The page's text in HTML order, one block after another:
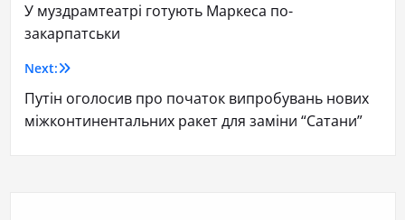
У муздрамтеатрі готують Маркеса по-
закарпатськи
Next:
Путін оголосив про початок випробувань нових
міжконтинентальних ракет для заміни “Сатани”